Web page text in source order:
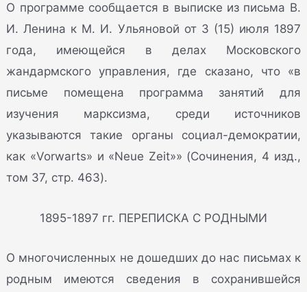
О программе сообщается в выписке из письма В.
И. Ленина к М. И. Ульяновой от 3 (15) июля 1897
года, имеющейся в делах Московского
жандармского управления, где сказано, что «в
письме помещена программа занятий для
изучения марксизма, среди источников
указываются такие органы социал-демократии,
как «Vorwarts» и «Neue Zeit»» (Сочинения, 4 изд.,
том 37, стр. 463).
1895-1897 гг. ПЕРЕПИСКА С РОДНЫМИ
О многочисленных не дошедших до нас письмах к
родным имеются сведения в сохранившейся